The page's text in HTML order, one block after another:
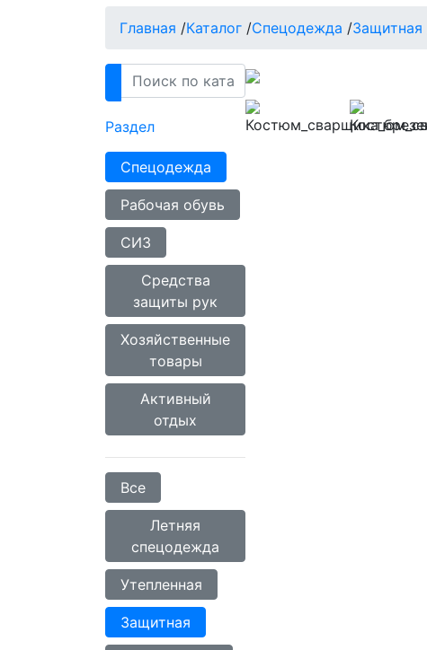
Главная /Каталог /Спецодежда /Защитная
Раздел
Спецодежда
Рабочая обувь
СИЗ
Средства
защиты рук
Хозяйственные
товары
Активный
отдых
Все
Летняя
спецодежда
Утепленная
Защитная